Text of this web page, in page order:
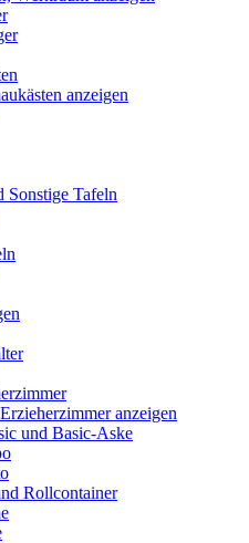
anzeigen
Sonstige Tafeln
anzeigen
und Basic-Aske
Rollcontainer